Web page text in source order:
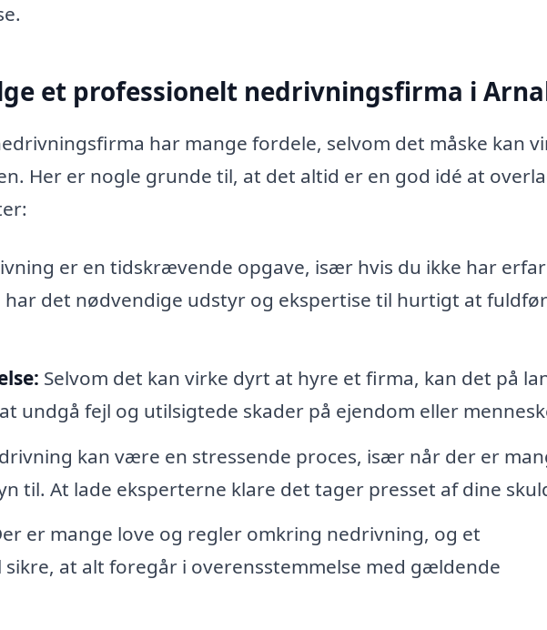
et professionelt nedrivningsfirma i
har mange fordele, selvom det måske kan
Her er nogle grunde til, at det altid er en god idé at
er en tidskrævende opgave, især hvis du ikke har
det nødvendige udstyr og ekspertise til hurtigt at
Selvom det kan virke dyrt at hyre et firma, kan det på
undgå fejl og utilsigtede skader på ejendom eller
kan være en stressende proces, især når der er
til. At lade eksperterne klare det tager presset af dine
er mange love og regler omkring nedrivning, og et
at alt foregår i overensstemmelse med gældende